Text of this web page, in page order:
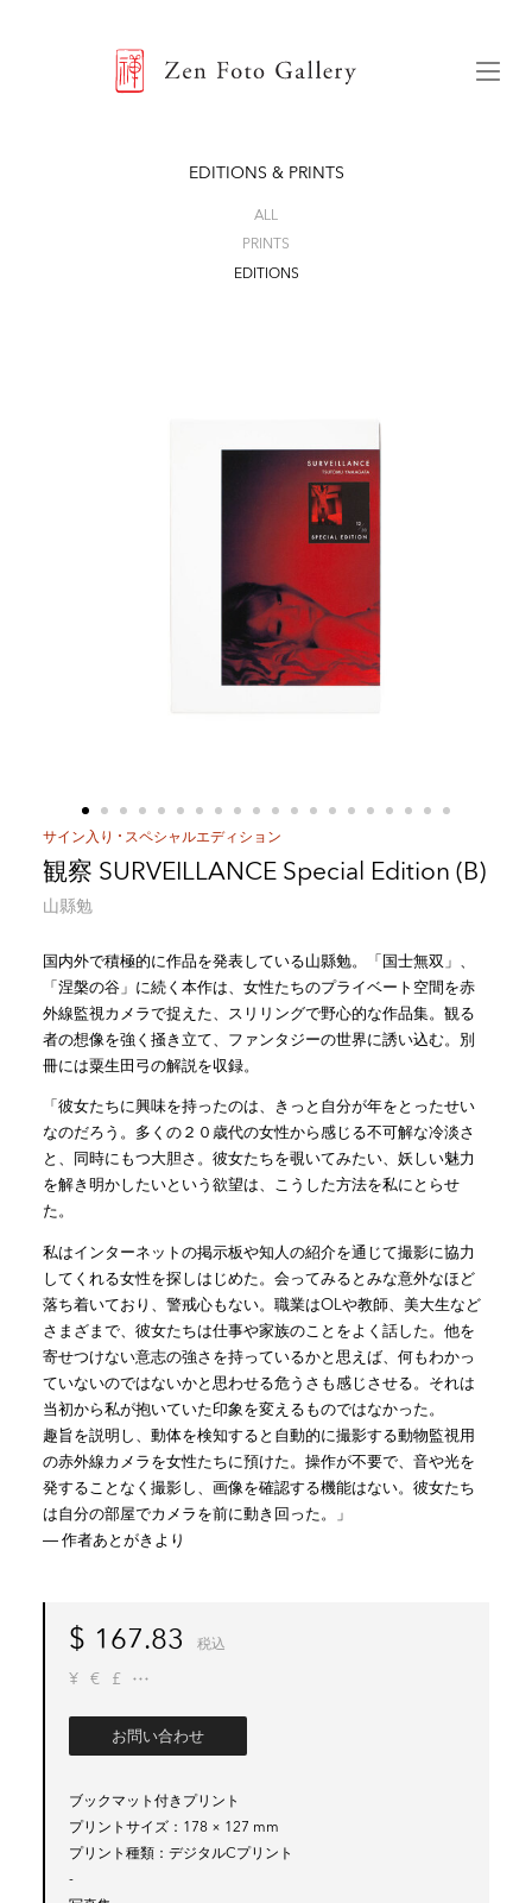
EDITIONS & PRINTS
ALL
PRINTS
EDITIONS
サイン入り スペシャルエディション
観察 SURVEILLANCE Special Edition (B)
山縣勉
国内外で積極的に作品を発表している山縣勉。「国士無双」、
「涅槃の谷」に続く本作は、女性たちのプライベート空間を赤
外線監視カメラで捉えた、スリリングで野心的な作品集。観る
者の想像を強く掻き立て、ファンタジーの世界に誘い込む。別
冊には粟生田弓の解説を収録。
「彼女たちに興味を持ったのは、きっと自分が年をとったせい
なのだろう。多くの２０歳代の女性から感じる不可解な冷淡さ
と、同時にもつ大胆さ。彼女たちを覗いてみたい、妖しい魅力
を解き明かしたいという欲望は、こうした方法を私にとらせ
た。
私はインターネットの掲示板や知人の紹介を通じて撮影に協力
してくれる女性を探しはじめた。会ってみるとみな意外なほど
落ち着いており、警戒心もない。職業はOLや教師、美大生など
さまざまで、彼女たちは仕事や家族のことをよく話した。他を
寄せつけない意志の強さを持っているかと思えば、何もわかっ
ていないのではないかと思わせる危うさも感じさせる。それは
当初から私が抱いていた印象を変えるものではなかった。
趣旨を説明し、動体を検知すると自動的に撮影する動物監視用
の赤外線カメラを女性たちに預けた。操作が不要で、音や光を
発することなく撮影し、画像を確認する機能はない。彼女たち
は自分の部屋でカメラを前に動き回った。」
― 作者あとがきより
$ 167.83 税込
¥ € £
お問い合わせ
ブックマット付きプリント
プリントサイズ
178 × 127 mm
プリント種類
デジタルCプリント
-